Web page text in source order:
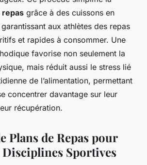
repas grâce à des cuissons en
aux athlètes des repas
et rapides à consommer. Une
favorise non seulement la
mais réduit aussi le stress lié
de l’alimentation, permettant
concentrer davantage sur leur
récupération.
Plans de Repas pour
Sportives